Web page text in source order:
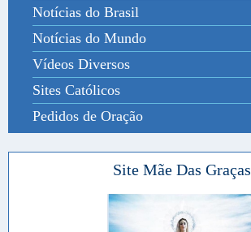
Notícias do Brasil
Notícias do Mundo
Vídeos Diversos
Sites Católicos
Pedidos de Oração
Site Mãe Das Graças